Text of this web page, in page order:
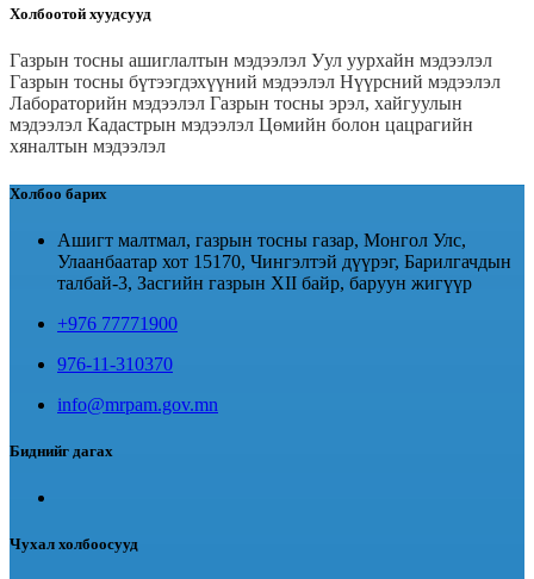
Холбоотой хуудсууд
Газрын тосны ашиглалтын мэдээлэл Уул уурхайн мэдээлэл
Газрын тосны бүтээгдэхүүний мэдээлэл Нүүрсний мэдээлэл
Лабораторийн мэдээлэл Газрын тосны эрэл, хайгуулын
мэдээлэл Кадастрын мэдээлэл Цөмийн болон цацрагийн
хяналтын мэдээлэл
Холбоо барих
Ашигт малтмал, газрын тосны газар, Монгол Улс,
Улаанбаатар хот 15170, Чингэлтэй дүүрэг, Барилгачдын
талбай-3, Засгийн газрын XII байр, баруун жигүүр
+976 77771900
976-11-310370
info@mrpam.gov.mn
Биднийг дагах
Чухал холбоосууд